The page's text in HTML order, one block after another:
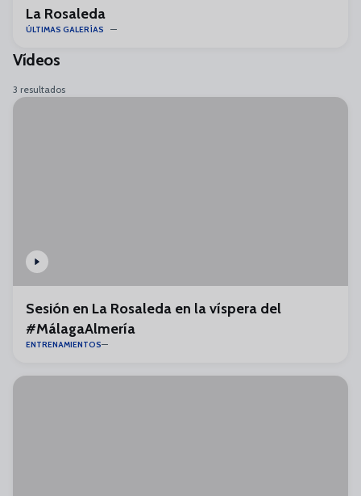
La Rosaleda
ÚLTIMAS GALERÍAS
Vídeos
3 resultados
Sesión en La Rosaleda en la víspera del
#MálagaAlmería
ENTRENAMIENTOS